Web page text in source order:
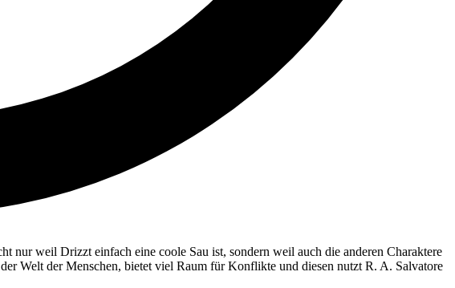
nur weil Drizzt einfach eine coole Sau ist, sondern weil auch die anderen Charaktere
Welt der Menschen, bietet viel Raum für Konflikte und diesen nutzt R. A. Salvatore